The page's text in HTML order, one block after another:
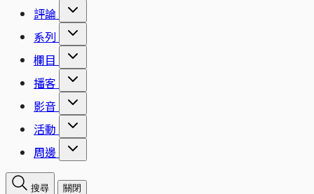
評論
系列
欄目
播客
影音
活動
周邊
搜尋 關閉